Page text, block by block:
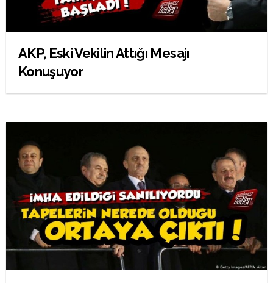
AKP, Eski Vekilin Attığı Mesajı
Konuşuyor